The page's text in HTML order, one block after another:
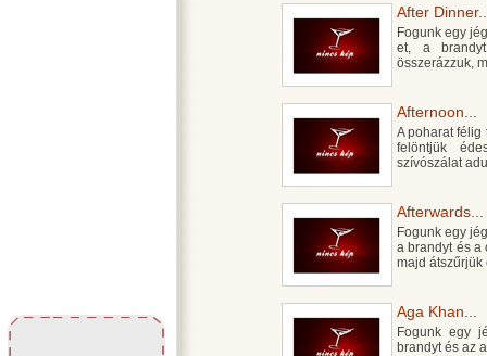
After
Fogunk egy
et, a
összerázzuk,
Afternoon...
A poharat félig
felöntjük
szívószálat
Afterwards...
Fogunk egy
a brandyt és a
majd átszűrjük
Aga Khan...
Fogunk egy
brandyt és az